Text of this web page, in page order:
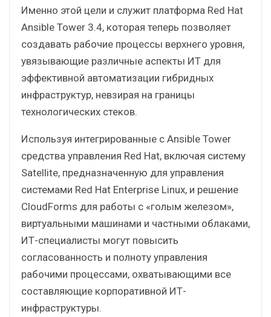
Именно этой цели и служит платформа Red Hat
Ansible Tower 3.4, которая теперь позволяет
создавать рабочие процессы верхнего уровня,
увязывающие различные аспекты ИТ для
эффективной автоматизации гибридных
инфраструктур, невзирая на границы
технологических стеков.
Используя интегрированные с Ansible Tower
средства управления Red Hat, включая систему
Satellite, предназначенную для управления
системами Red Hat Enterprise Linux, и решение
CloudForms для работы с «голым железом»,
виртуальными машинами и частными облаками,
ИТ-специалисты могут повысить
согласованность и полноту управления
рабочими процессами, охватывающими все
составляющие корпоративной ИТ-
инфраструктуры.